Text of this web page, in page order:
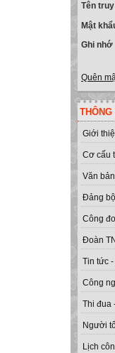
Tên
Mật
Ghi nhớ
Quên
THÔNG
Giới
Cơ cấu
Văn
Đảng
Công
Đoàn
Tin tức
Công
Thi đua
Người
Lịch